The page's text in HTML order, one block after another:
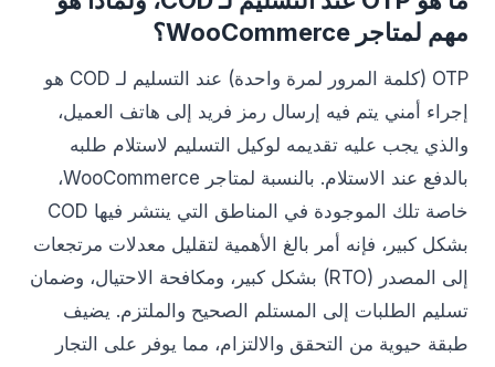
مهم لمتاجر WooCommerce؟
OTP (كلمة المرور لمرة واحدة) عند التسليم لـ COD هو
إجراء أمني يتم فيه إرسال رمز فريد إلى هاتف العميل،
والذي يجب عليه تقديمه لوكيل التسليم لاستلام طلبه
بالدفع عند الاستلام. بالنسبة لمتاجر WooCommerce،
خاصة تلك الموجودة في المناطق التي ينتشر فيها COD
بشكل كبير، فإنه أمر بالغ الأهمية لتقليل معدلات مرتجعات
إلى المصدر (RTO) بشكل كبير، ومكافحة الاحتيال، وضمان
تسليم الطلبات إلى المستلم الصحيح والملتزم. يضيف
طبقة حيوية من التحقق والالتزام، مما يوفر على التجار